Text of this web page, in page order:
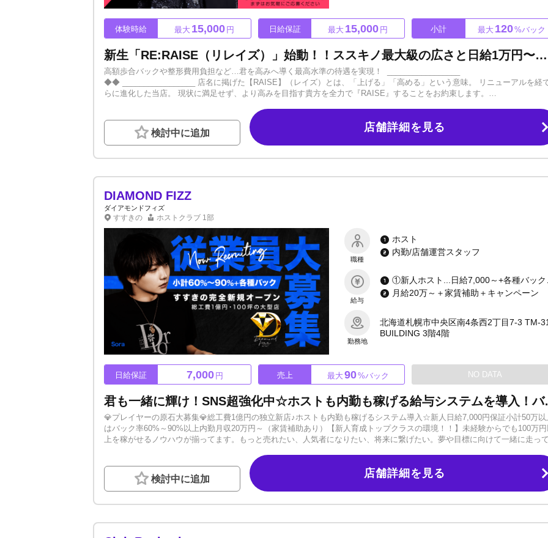
体験時給 最大 15,000 円 日給保証 最大 15,000 円 小計 最大 120%バック
新生「RE:RAISE（リレイズ）」始動！！ススキノ最大級の広さと日給1万円〜保証。最強の教育システム×圧倒的初回数で未経験から最速でスターへ！
高額歩合バックや整形費用負担など…君を高みへ導く最高水準の待遇を実現！ _________________
◆◆ _________________ 店名に掲げた【RAISE】（レイズ）とは、「上げる」「高める」という意味。 リニューアルを経
らに進化した当店。 現状に満足せず、より高みを目指す貴方を全力で『RAISE』することをお約束します。
ススキノでも指折りの圧倒的スケール！！ この豪華なステージが貴方の可能性を最大限まで引き出す最高の武器になります
┈┈┈┈┈┈┈┈┈┈┈ː✦ ▶自信あり！最強の「教育システム」 「未経験から本当に売れるのか？」 そんな不安は当店には
切不要です！！ 実績ある運営陣が接客の基礎から最新のSNS戦略までマンツーマンで指導。 売れるための最短ルートを教
す。┈┈┈┈┈┈┈┈┈┈┈ː✦ ▶安心の「日給保証制度」を完備 未経験の方が安心して挑戦できるよう日給10,000円〜をしっ
かり保証！！ 売上がない時期でも生活を支えます！┈┈┈┈┈┈┈┈┈┈┈ː✦ ▶圧倒的な「初回数」でチャンスを確約 「新人
バック」 経験者の方には高額歩合バック、移籍金、各種支度金を惜しみなくご用意。 「初回が足りない」「サポートが弱い
といった不満を全てここで解消しましょう。 ┈┈┈┈┈┈┈┈┈┈┈ː✦ ▶充実の「福利厚生」で自分を磨く 即入居できるマ
ション寮を完備し整形費用の支度金サポートまでご用意！！ 名刺・宣材撮影・ヘアメイクも無料で、初期費用ゼロで夢への一
「売れるビジョンが見えない」 「初回数が足りない」 「内勤のヘルプが足りない」 などなど… そんなすべての「ない」を無
します！！_________________ ◆◆ _________________ 🎉1日体験入店歓迎🎉 まずはお気軽にご応募・ご連絡ください！
検討中に追加 店舗詳細を見る
DIAMOND FIZZ
ダイアモンドフィズ
すすきの ホストクラブ 1部
職種
ホスト
内勤/店舗運営スタッフ
給与
①新人ホスト
月給20万～＋家賃補助＋キャンペーン
勤務地
北海道札幌市中央区南4条西2丁目7-3 TM-31
BUILDING 3階4階
日給保証 7,000 円 売上 最大90%バック NO DATA
君も一緒に輝け！SNS超強化中☆ホ
💎プレイヤーの原石大募集💎総工費1億円の独立新店♪ホストも内勤も稼げるシステム導入☆新人日給7,000円保証小計50万以
はバック率60%～90%以上内勤月収20万円～（家賃補助あり）【新人育成トップクラスの環境！！】未経験からでも100万円
上を稼がせるノウハウが揃ってます。もっと売れたい、人気者になりたい、将来に繋げたい。夢や目標に向けて一緒に走っ
り） 「すすきのホスト界に足りないものを仕掛ける！！」■10年以上のキャリアを持つ運営スタッフ成功を目指す一番の近
ココにあります。経験・未経験は一切関係ありませんので、やる気のある方ぜひご連絡ください！ご応募・お問い合わせいつ
もお待ちしております。
検討中に追加 店舗詳細を見る